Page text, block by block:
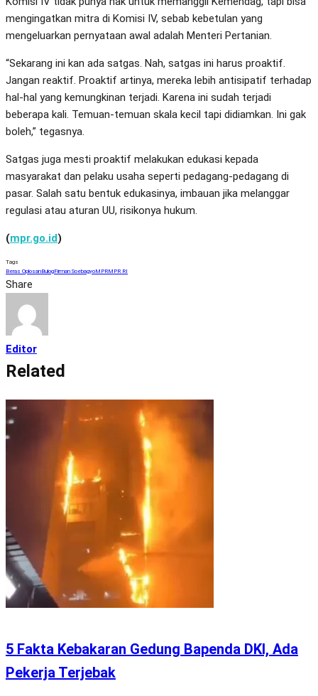
mengingatkan mitra di Komisi IV, sebab kebetulan yang
mengeluarkan pernyataan awal adalah Menteri Pertanian.
“Sekarang ini kan ada satgas. Nah, satgas ini harus proaktif.
Jangan reaktif. Proaktif artinya, mereka lebih antisipatif terhadap
hal-hal yang kemungkinan terjadi. Karena ini sudah terjadi
beberapa kali. Temuan-temuan skala kecil tapi didiamkan. Ini gak
boleh,” tegasnya.
Satgas juga mesti proaktif melakukan edukasi kepada
masyarakat dan pelaku usaha seperti pedagang-pedagang di
pasar. Salah satu bentuk edukasinya, imbauan jika melanggar
regulasi atau aturan UU, risikonya hukum.
(mpr.go.id)
Tags
Beras OplosanBulogFirman SoebagyoMPRMPR RI
Share
Editor
Related
5 Fakta Kebakaran Gedung Bapenda DKI, Ada
Pekerja Terjebak